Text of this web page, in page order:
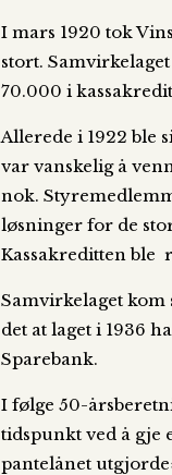
I mars 1920 tok
stort.
70.000 i
Allerede i 1922 ble
var vanskelig å
nok.
løsninger for de
Kassakreditten ble
Samvirkelaget kom
det at laget i 1936
Sparebank.
I følge 50-
tidspunkt ved å gje
pantelånet